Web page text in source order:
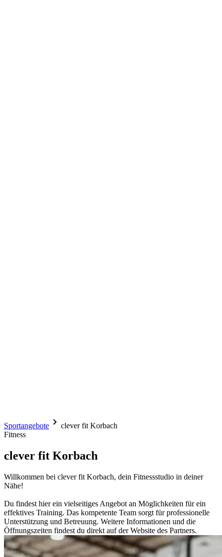
Sportangebote
clever fit Korbach
Fitness
clever fit Korbach
Willkommen bei clever fit Korbach, dein Fitnessstudio in deiner
Nähe!
Du findest hier ein vielseitiges Angebot an Möglichkeiten für ein
effektives Training. Das kompetente Team sorgt für professionelle
Unterstützung und Betreuung. Weitere Informationen und die
Öffnungszeiten findest du direkt auf der Website des Partners.